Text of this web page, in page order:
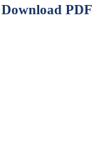
Download PDF